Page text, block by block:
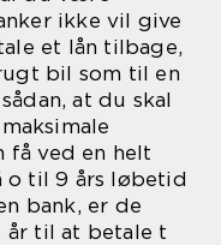
ikke vil give
et lån tilbage,
bil som til en
at du skal
få ved en helt
o til 9 års løbetid
bank, er de
år til at betale t